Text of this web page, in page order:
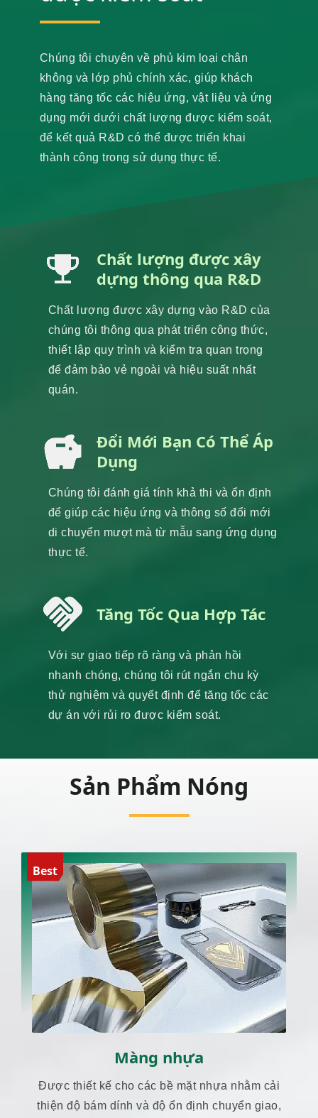
Chúng tôi chuyên về phủ kim loại chân
không và lớp phủ chính xác, giúp khách
hàng tăng tốc các hiệu ứng, vật liệu và ứng
dụng mới dưới chất lượng được kiểm soát,
để kết quả R&D có thể được triển khai
thành công trong sử dụng thực tế.
Chất lượng được xây
dựng thông qua R&D
Chất lượng được xây dựng vào R&D của
chúng tôi thông qua phát triển công thức,
thiết lập quy trình và kiểm tra quan trọng
để đảm bảo vẻ ngoài và hiệu suất nhất
quán.
Đổi Mới Bạn Có Thể Áp
Dụng
Chúng tôi đánh giá tính khả thi và ổn định
để giúp các hiệu ứng và thông số đổi mới
di chuyển mượt mà từ mẫu sang ứng dụng
thực tế.
Tăng Tốc Qua Hợp Tác
Với sự giao tiếp rõ ràng và phản hồi
nhanh chóng, chúng tôi rút ngắn chu kỳ
thử nghiệm và quyết định để tăng tốc các
dự án với rủi ro được kiểm soát.
Sản Phẩm Nóng
Best
Màng nhựa
Được thiết kế cho các bề mặt nhựa nhằm cải
thiện độ bám dính và độ ổn định chuyển giao,